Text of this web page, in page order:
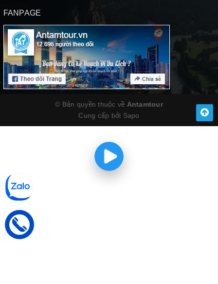
FANPAGE
© Bản quyền thuộc về Antamtour
Cung cấp bởi Sapo